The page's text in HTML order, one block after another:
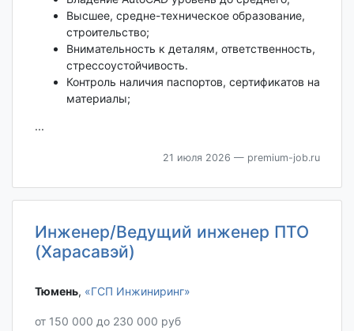
Высшее, средне-техническое образование,
строительство;
Внимательность к деталям, ответственность,
стрессоустойчивость.
Контроль наличия паспортов, сертификатов на
материалы;
...
21 июля 2026 — premium-job.ru
Инженер/Ведущий инженер ПТО
(Харасавэй)
Тюмень‎, «ГСП Инжиниринг»
от 150 000 до 230 000 руб